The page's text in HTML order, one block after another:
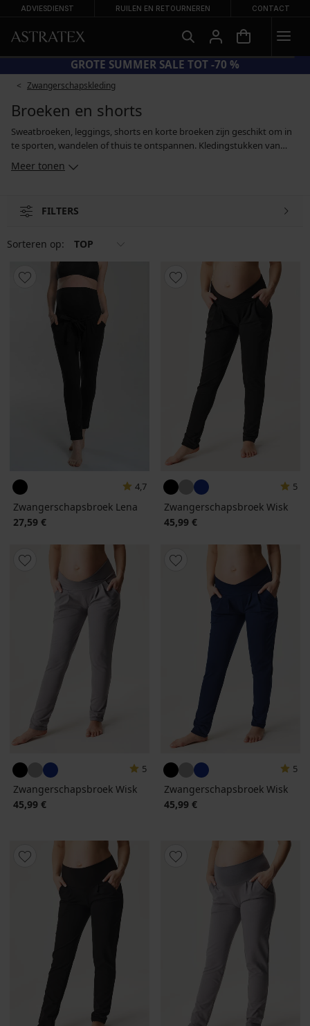
ADVIESDIENST RUILEN EN RETOURNEREN CONTACT
= EXTRA −20% OP AFGEPRIJSDE BADMODE
Zwangerschapskleding
Broeken en shorts
Sweatbroeken, leggings, shorts en korte broeken zijn geschikt om in
te sporten, wandelen of thuis te ontspannen. Kledingstukken van
ervoor dat je je altijd comfortabel voelt. Je kan kiezen uit basic
broeken en bermuda's die zich dankzij een brede tailleband
Meer tonen
FILTERS
Sorteren op: TOP
4,7
Zwangerschapsbroek Lena
27,59 €
5
Zwangerschapsbroek Wisk
45,99 €
5
Zwangerschapsbroek Wisk
45,99 €
5
Zwangerschapsbroek Wisk
45,99 €